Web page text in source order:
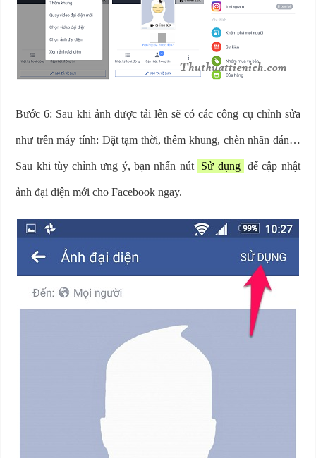
Bước 6: Sau khi ảnh được tải lên sẽ có các công cụ chỉnh sửa
như trên máy tính: Đặt tạm thời, thêm khung, chèn nhãn dán…
Sau khi tùy chỉnh ưng ý, bạn nhấn nút Sử dụng để cập nhật
ảnh đại diện mới cho Facebook ngay.